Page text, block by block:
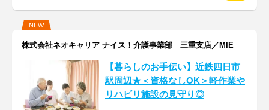
NEW
株式会社ネオキャリア ナイス！介護事業部 三重支店／MIE
【暮らしのお手伝い】近鉄四日市
駅周辺★＜資格なしOK＞軽作業や
リハビリ施設の見守り◎